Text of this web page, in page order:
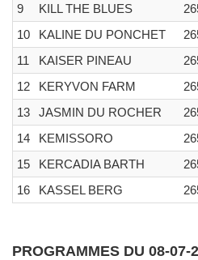
9
KILL THE BLUES
10
KALINE DU PONCHET
11
KAISER PINEAU
12
KERYVON FARM
13
JASMIN DU ROCHER
14
KEMISSORO
15
KERCADIA BARTH
16
KASSEL BERG
PROGRAMMES DU 08-07-